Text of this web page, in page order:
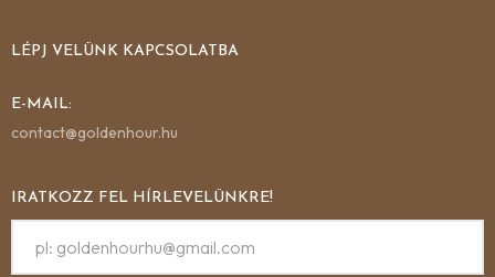
LÉPJ VELÜNK KAPCSOLATBA
E-MAIL:
contact@goldenhour.hu
IRATKOZZ FEL HÍRLEVELÜNKRE!